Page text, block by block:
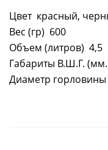
Цвет красный,
Вес (гр) 600
Объем (литров) 4,5
Габариты В.Ш.Г.
Диаметр